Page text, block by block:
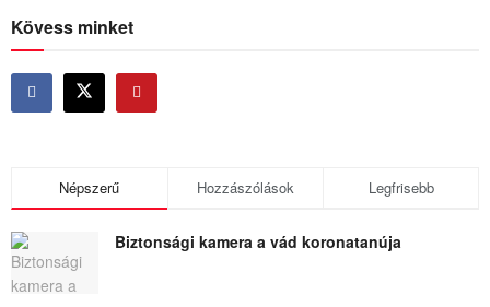
Kövess minket
Népszerű Hozzászólások Legfrisebb
Biztonsági kamera a vád koronatanúja